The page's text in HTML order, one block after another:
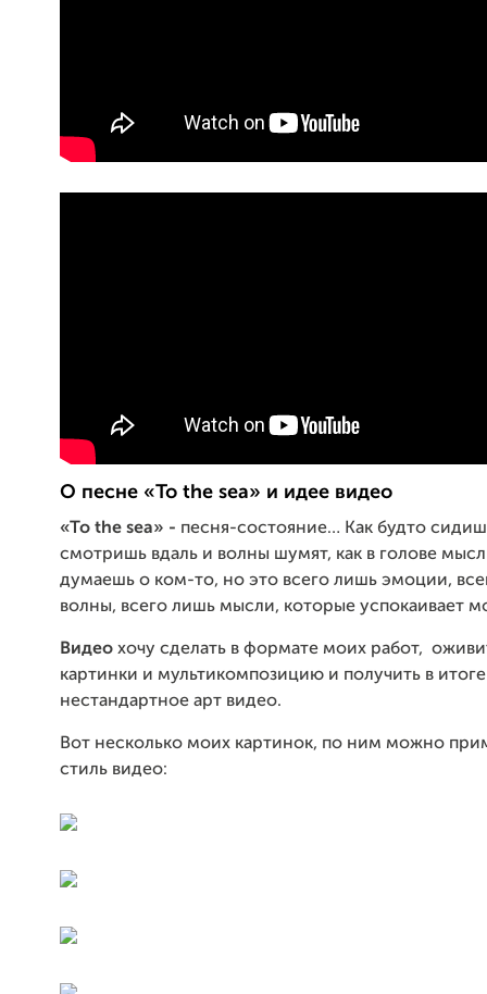
О песне «To the sea» и идее видео
«To the sea» - песня-состояние… Как будто
смотришь вдаль и волны шумят, как в голове
думаешь о ком-то, но это всего лишь эмоции,
волны, всего лишь мысли, которые успокаивает
Видео хочу сделать в формате моих работ,
картинки и мультикомпозицию и получить в итоге
нестандартное арт видео.
Вот несколько моих картинок, по ним можно
стиль видео: